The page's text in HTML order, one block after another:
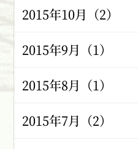
2015年10月（2）
2015年9月（1）
2015年8月（1）
2015年7月（2）